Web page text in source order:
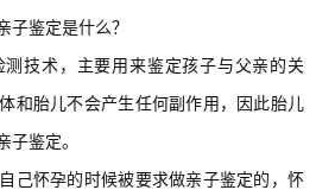
子鉴定是什么？
技术，主要用来鉴定孩子与父亲的关
和胎儿不会产生任何副作用，因此胎儿
鉴定。
己怀孕的时候被要求做亲子鉴定的，怀